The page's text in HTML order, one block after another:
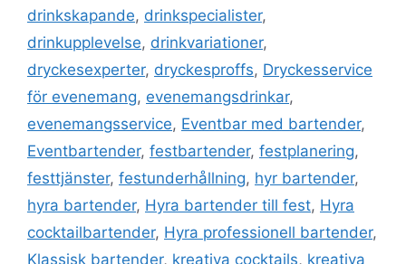
drinkskapande, drinkspecialister,
drinkupplevelse, drinkvariationer,
dryckesexperter, dryckesproffs, Dryckesservice
för evenemang, evenemangsdrinkar,
evenemangsservice, Eventbar med bartender,
Eventbartender, festbartender, festplanering,
festtjänster, festunderhållning, hyr bartender,
hyra bartender, Hyra bartender till fest, Hyra
cocktailbartender, Hyra professionell bartender,
Klassisk bartender, kreativa cocktails, kreativa